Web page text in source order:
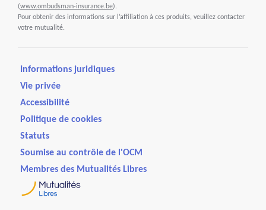
(www.ombudsman-insurance.be).
Pour obtenir des informations sur l’affiliation à ces produits, veuillez contacter
votre mutualité.
Informations juridiques
Vie privée
Accessibilité
Politique de cookies
Statuts
Soumise au contrôle de l'OCM
Membres des Mutualités Libres